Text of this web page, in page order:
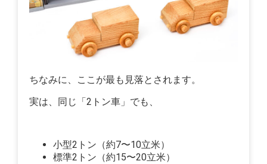
ちなみに、ここが最も見落とされます。
実は、同じ「2トン車」でも、
小型2トン（約7〜10立米）
標準2トン（約15〜20立米）